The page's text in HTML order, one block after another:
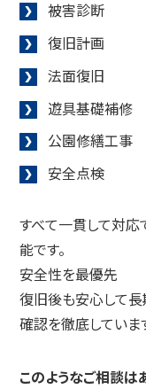
被害診断
復旧計画
法面復旧
遊具基礎補修
公園修繕工事
安全点検
すべて一貫して対応
能です。
安全性を最優先
復旧後も安心して長
確認を徹底していま
このようなご相談は